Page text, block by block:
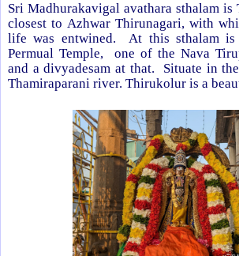
Sri Madhurakavigal avathara sthalam
closest to Azhwar Thirunagari, with
life was entwined. At this sthalam is
Permual Temple, one of the Nava
and a divyadesam at that. Situate in
Thamiraparani river. Thirukolur is a